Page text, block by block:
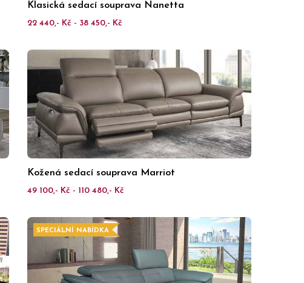
Klasická sedací souprava Nanetta
22 440,- Kč - 38 450,- Kč
Kožená sedací souprava Marriot
49 100,- Kč - 110 480,- Kč
SPECIÁLNÍ NABÍDKA